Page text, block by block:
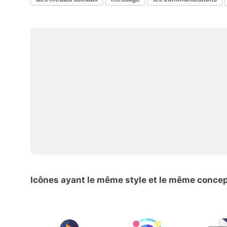
Icônes ayant le même style et le même